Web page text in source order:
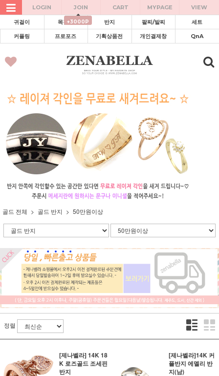
LOGIN JOIN
+3000P
CART MYPAGE VIEW
귀걸이 목걸이 반지 팔찌/발찌 세트
커플링 프로포즈 기획상품전 개인결제창 QnA
골드 전체 골드 반지 50만원이상
정렬
[제나벨라] 14K 18
K 로즈골드 조세핀
반지
[제나벨라]14K 커
플반지 에멜리 반
지(남)